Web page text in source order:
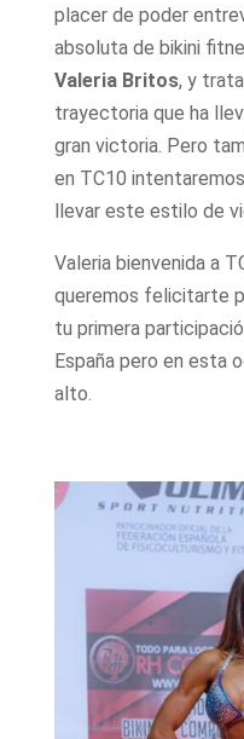
placer de poder
absoluta de bikini
Valeria Britos, y
trayectoria que ha
gran victoria. Pero
en TC10
llevar este estilo de
Valeria bienvenida a
queremos felicitarte
tu primera
España pero en esta
alto.